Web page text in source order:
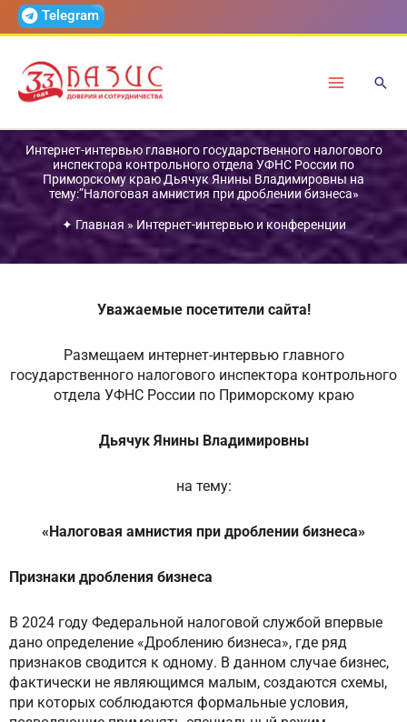
ПерейтиTelegram
Интернет-интервью главного государственного налогового
инспектора контрольного отдела УФНС России по
Приморскому краю Дьячук Янины Владимировны на
тему:”Налоговая амнистия при дроблении бизнеса»
✦ Главная » Интернет-интервью и конференции
Уважаемые посетители сайта!
Размещаем интернет-интервью главного
государственного налогового инспектора контрольного
отдела УФНС России по Приморскому краю
Дьячук Янины Владимировны
на тему:
«Налоговая амнистия при дроблении бизнеса»
Признаки дробления бизнеса
В 2024 году Федеральной налоговой службой впервые
дано определение «Дроблению бизнеса», где ряд
признаков сводится к одному. В данном случае бизнес,
фактически не являющимся малым, создаются схемы,
при которых соблюдаются формальные условия,